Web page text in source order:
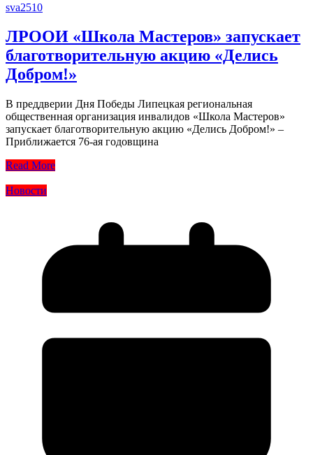
sva2510
ЛРООИ «Школа Мастеров» запускает
благотворительную акцию «Делись
Добром!»
В преддверии Дня Победы Липецкая региональная
общественная организация инвалидов «Школа Мастеров»
запускает благотворительную акцию «Делись Добром!» –
Приближается 76-ая годовщина
Read More
Новости